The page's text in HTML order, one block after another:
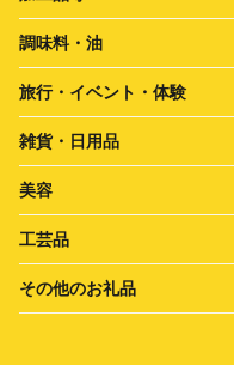
調味料・油
旅行・イベント・体験
雑貨・日用品
美容
工芸品
その他のお礼品